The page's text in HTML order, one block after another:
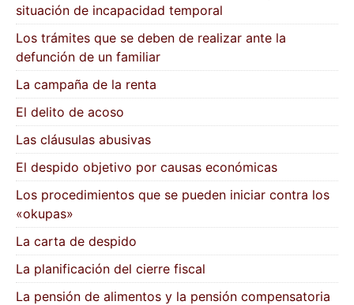
situación de incapacidad temporal
Los trámites que se deben de realizar ante la
defunción de un familiar
La campaña de la renta
El delito de acoso
Las cláusulas abusivas
El despido objetivo por causas económicas
Los procedimientos que se pueden iniciar contra los
«okupas»
La carta de despido
La planificación del cierre fiscal
La pensión de alimentos y la pensión compensatoria